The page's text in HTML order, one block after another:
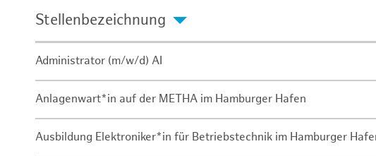
Stellenbezeichnung
Administrator (m/w/d) AI
Anlagenwart*in auf der METHA im Hamburger Hafen
Ausbildung Elektroniker*in für Betriebstechnik im Hamburger